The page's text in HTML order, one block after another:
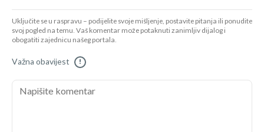
Uključite se u raspravu – podijelite svoje mišljenje, postavite pitanja ili ponudite
svoj pogled na temu. Vaš komentar može potaknuti zanimljiv dijalog i
obogatiti zajednicu našeg portala.
Važna obavijest !